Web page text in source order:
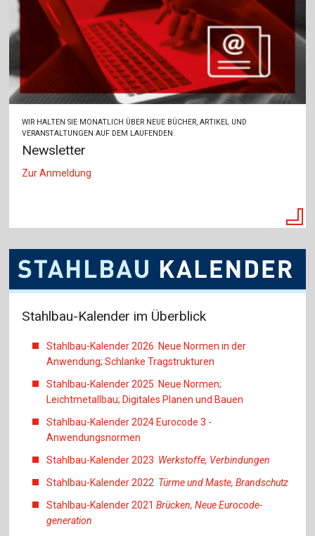
WIR HALTEN SIE MONATLICH ÜBER NEUE BÜCHER, ARTIKEL UND
VERANSTALTUNGEN AUF DEM LAUFENDEN.
Newsletter
Zur Anmeldung
Stahlbau-Kalender im Überblick
Stahlbau-Kalender 2026 Neue Normen in der
Anwendung; Schlanke Tragstrukturen
Stahlbau-Kalender 2025 Neue Normen;
Leichtmetallbau; Digitales Planen und Bauen
Stahlbau-Kalender 2024 Eurocode 3 -
Anwendungsnormen
Stahlbau-Kalender 2023 Werkstoffe, Verbindungen
Stahlbau-Kalender 2022 Türme und Maste, Brandschutz
Stahlbau-Kalender 2021Brücken, Neue Eurocode-
generation